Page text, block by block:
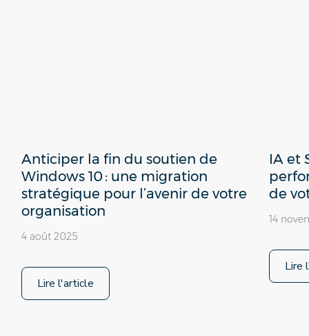
Anticiper la fin du soutien de
Windows 10 : une migration
stratégique pour l’avenir de votre
organisation
4 août 2025
Lire l'article
IA et
de
14
Lire